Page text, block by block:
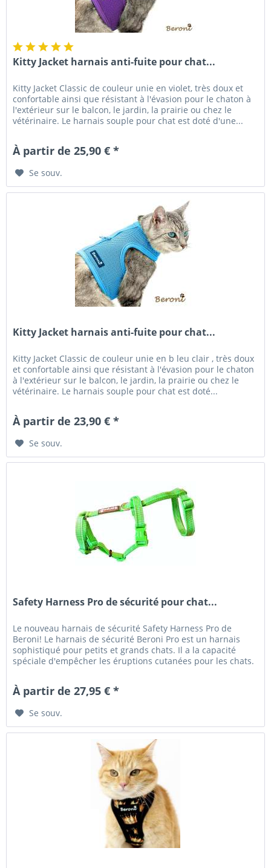
Kitty Jacket harnais anti-fuite pour chat...
Kitty Jacket Classic de couleur unie en violet, très doux et
confortable ainsi que résistant à l'évasion pour le chaton à
l'extérieur sur le balcon, le jardin, la prairie ou chez le
vétérinaire. Le harnais souple pour chat est doté d'une...
À partir de 25,90 € *
Se souv.
Kitty Jacket harnais anti-fuite pour chat...
Kitty Jacket Classic de couleur unie en b leu clair , très doux
et confortable ainsi que résistant à l'évasion pour le chaton
à l'extérieur sur le balcon, le jardin, la prairie ou chez le
vétérinaire. Le harnais souple pour chat est doté...
À partir de 23,90 € *
Se souv.
Safety Harness Pro de sécurité pour chat...
Le nouveau harnais de sécurité Safety Harness Pro de
Beroni! Le harnais de sécurité Beroni Pro est un harnais
sophistiqué pour petits et grands chats. Il a la capacité
spéciale d'empêcher les éruptions cutanées pour les chats.
À partir de 27,95 € *
Se souv.